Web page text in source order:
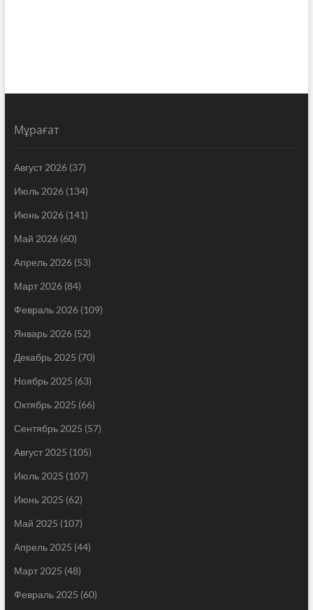
Мұрағат
Август 2026(37)
Июль 2026(134)
Июнь 2026(141)
Май 2026(60)
Апрель 2026(53)
Март 2026(84)
Февраль 2026(109)
Январь 2026(52)
Декабрь 2025 (70)
Ноябрь 2025 (63)
Октябрь 2025 (66)
Сентябрь 2025 (57)
Август 2025 (105)
Июль 2025 (107)
Июнь 2025 (62)
Май 2025 (107)
Апрель 2025 (44)
Март 2025 (48)
Февраль 2025 (60)